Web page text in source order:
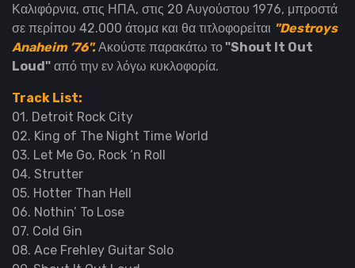
Καλιφόρνια, στις ΗΠΑ, στις 20 Αυγούστου 1976, μπροστά
σε περίπου 42.000 άτομα και θα τιτλοφορείται "Destroys
Anaheim ’76".Ακούστε παρακάτω το"Shout It Out
Loud" από την εν λόγω κυκλοφορία.
Track List:
01. Detroit Rock City
02. King of The Night Time World
03. Let Me Go, Rock ‘n Roll
04. Strutter
05. Hotter Than Hell
06. Nothin’ To Lose
07. Cold Gin
08. Ace Frehley Guitar Solo